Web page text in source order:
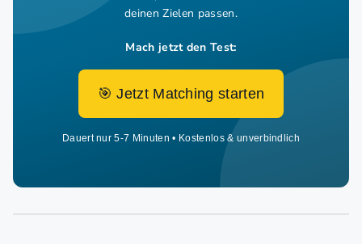
deinen Zielen passen.
Mach jetzt den Test:
🎯 Jetzt Matching starten
Dauert nur 5-7 Minuten • Kostenlos & unverbindlich